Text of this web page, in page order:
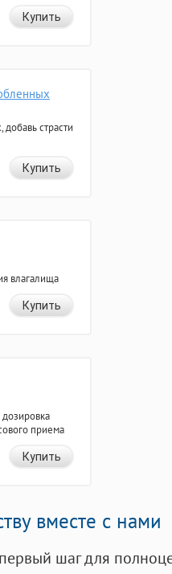
Купить
страсти
Купить
влагалища
Купить
дозировка
приема
Купить
вместе с нами
шаг для